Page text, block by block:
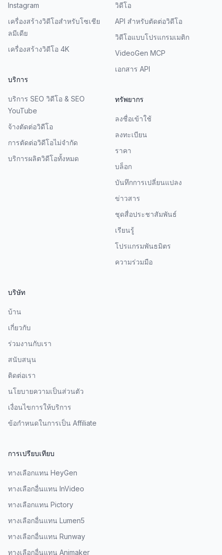
Instagram
เครื่องสร้างวิดีโอสำหรับโซเชีย
ลมีเดีย
เครื่องสร้างวิดีโอ 4K
บริการ
บริการ SEO วิดีโอ & SEO
YouTube
จ้างตัดต่อวิดีโอ
การตัดต่อวิดีโอไม่จำกัด
บริการผลิตวิดีโอทั้งหมด
วิดีโอ
API สำหรับตัดต่อวิดีโอ
วิดีโอแบบโปรแกรมเมติก
VideoGen MCP
เอกสาร API
ทรัพยากร
ลงชื่อเข้าใช้
ลงทะเบียน
ราคา
บล็อก
บันทึกการเปลี่ยนแปลง
ข่าวสาร
ชุดสื่อประชาสัมพันธ์
เรียนรู้
โปรแกรมพันธมิตร
ความร่วมมือ
บริษัท
บ้าน
เกี่ยวกับ
ร่วมงานกับเรา
สนับสนุน
ติดต่อเรา
นโยบายความเป็นส่วนตัว
เงื่อนไขการให้บริการ
ข้อกำหนดในการเป็น Affiliate
การเปรียบเทียบ
ทางเลือกแทน HeyGen
ทางเลือกอื่นแทน InVideo
ทางเลือกแทน Pictory
ทางเลือกอื่นแทน Lumen5
ทางเลือกอื่นแทน Runway
ทางเลือกอื่นแทน Animaker